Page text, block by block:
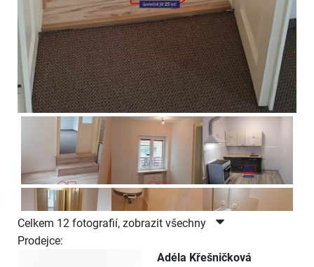
Celkem 12 fotografií, zobrazit všechny
Prodejce:
Adéla Křešničková